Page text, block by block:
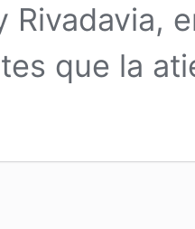
Rivadavia,
que la